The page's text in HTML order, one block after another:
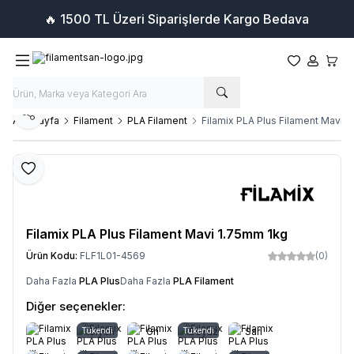
🔥 1500 TL Üzeri Siparişlerde Kargo Bedava
Favorilerim
Hesabım
Ana Sayfa Filament PLA Filament Filamix PLA Plus Filament Mavi
Favoriye Ekle
Paylaş
Filamix PLA Plus Filament Mavi 1.75mm 1kg
Ürün Kodu: FLF1L01-4569 (0)
Daha Fazla PLA PlusDaha Fazla PLA Filament
Diğer seçenekler:
Tükendi
Siyah Gri Tükendi
Beyaz Sarı